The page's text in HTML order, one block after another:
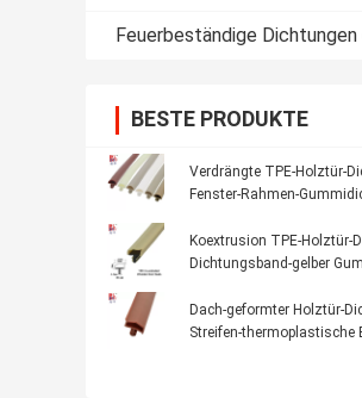
Feuerbeständige Dichtungen
BESTE PRODUKTE
Verdrängte TPE-Holztür-
Fenster-Rahmen-
Weatherstrips
Koextrusion TPE-Holztür-
Dichtungsband-gelber
Dach-geformter Holztür-
Streifen-thermoplastische